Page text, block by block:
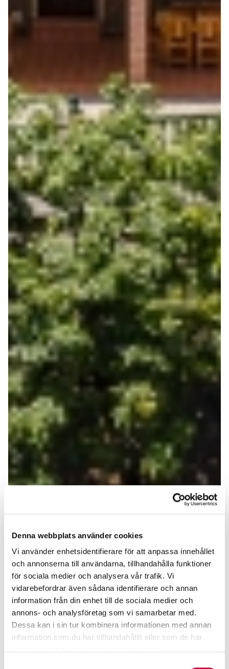
Denna webbplats använder cookies
Vi använder enhetsidentifierare för att anpassa innehållet
och annonserna till användarna, tillhandahålla funktioner
för sociala medier och analysera vår trafik. Vi
vidarebefordrar även sådana identifierare och annan
information från din enhet till de sociala medier och
annons- och analysföretag som vi samarbetar med.
Dessa kan i sin tur kombinera informationen med annan
information som du har tillhandahållit eller som de har